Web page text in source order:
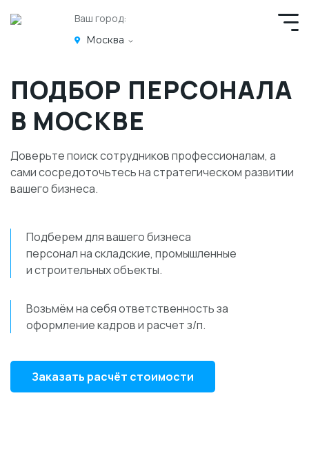
Ваш город:
Москва
ПОДБОР ПЕРСОНАЛА
В МОСКВЕ
Доверьте поиск сотрудников профессионалам, а
сами сосредоточьтесь на стратегическом развитии
вашего бизнеса.
Подберем для вашего бизнеса
персонал на складские, промышленные
и строительных объекты.
Возьмём на себя ответственность за
оформление кадров и расчет з/п.
Заказать расчёт стоимости